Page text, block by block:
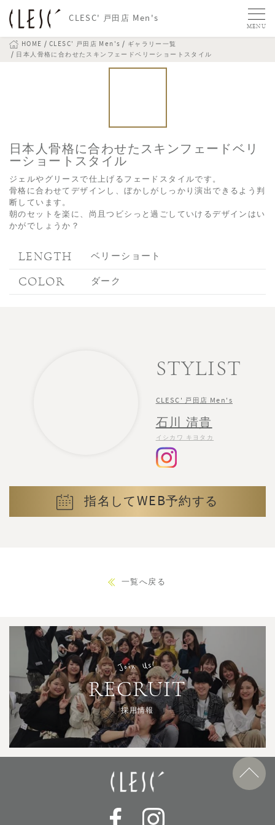
CLESC' 戸田店 Men's
MENU
HOME CLESC' 戸田店 Men's
ギャラリー一覧
日本人骨格に合わせたスキンフェードベリーショートスタイル
日本人骨格に合わせたスキンフェードベリ
ーショートスタイル
ジェルやグリースで仕上げるフェードスタイルです。
骨格に合わせてデザインし、ぼかしがしっかり演出できるよう判
断しています。
朝のセットを楽に、尚且つビシっと過ごしていけるデザインはい
かがでしょうか？
LENGTH ベリーショート
COLOR ダーク
STYLIST
CLESC' 戸田店 Men's
石川 清貴
イシカワ キヨタカ
指名してWEB予約する
一覧へ戻る
Join Us!
RECRUIT
採用情報